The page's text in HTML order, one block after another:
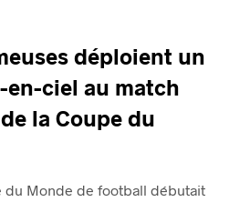
déploient un
en-ciel au match
la Coupe du
du Monde de football débutait